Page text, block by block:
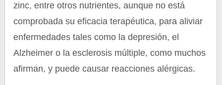
zinc, entre otros nutrientes, aunque no está
comprobada su eficacia terapéutica, para aliviar
enfermedades tales como la depresión, el
Alzheimer o la esclerosis múltiple, como muchos
afirman, y puede causar reacciones alérgicas.